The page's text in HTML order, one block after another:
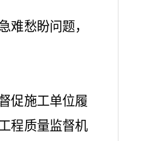
难愁盼问题，
促施工单位履
程质量监督机